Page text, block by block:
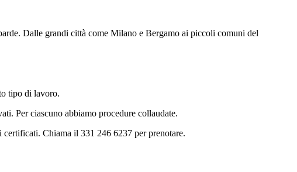
Dalle grandi città come Milano e Bergamo ai piccoli comuni del
tipo di lavoro.
Per ciascuno abbiamo procedure collaudate.
Chiama il 331 246 6237 per prenotare.